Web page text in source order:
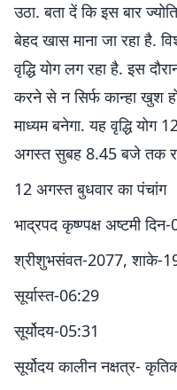
उठा. बता दें कि इस बार
बेहद खास माना जा रहा है.
वृद्धि योग लग रहा है. इस
करने से न सिर्फ कान्हा खुश
माध्यम बनेगा. यह वृद्धि
अगस्‍त सुबह 8.45 बजे तक
12 अगस्त बुधवार का पंचांग
भाद्रपद कृष्ण्पक्ष अष्टमी
श्रीशुभसंवत-2077, शाके-
सूर्यास्त-06:29
सूर्योदय-05:31
सूर्योदय कालीन नक्षत्र-